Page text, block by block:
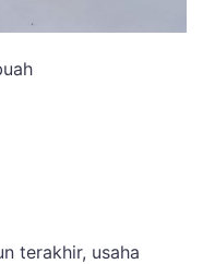
terakhir, usaha